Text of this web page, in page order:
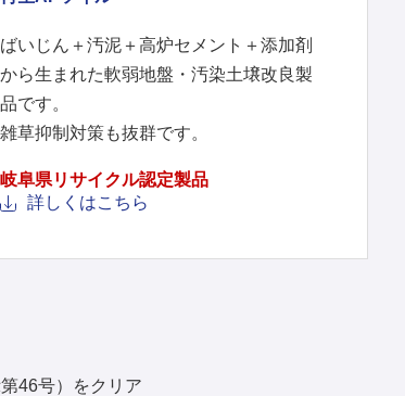
ばいじん＋汚泥＋高炉セメント＋添加剤
から生まれた軟弱地盤・汚染土壌改良製
品です。
雑草抑制対策も抜群です。
岐阜県リサイクル認定製品
詳しくはこちら
46号）をクリア